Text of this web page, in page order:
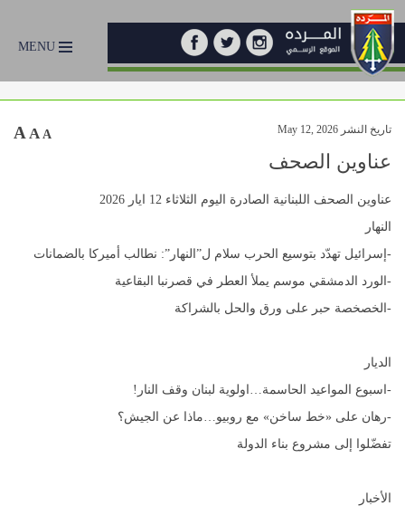
MENU
تاريخ النشر May 12, 2026 A A A
عناوين الصحف
عناوين الصحف اللبنانية الصادرة اليوم الثلاثاء 12 ايار 2026
النهار
-إسرائيل تهدّد بتوسيع الحرب سلام ل”النهار”: نطالب أميركا بالضمانات
-الورد الدمشقي موسم يملأ العطر في قصرنبا البقاعية
-الخصخصة حبر على ورق والحل بالشراكة
الديار
-اسبوع المواعيد الحاسمة…اولوية لبنان وقف النار!
-رهان على «خط ساخن» مع روبيو…ماذا عن الجيش؟
تفضّلوا إلى مشروع بناء الدولة
الأخبار